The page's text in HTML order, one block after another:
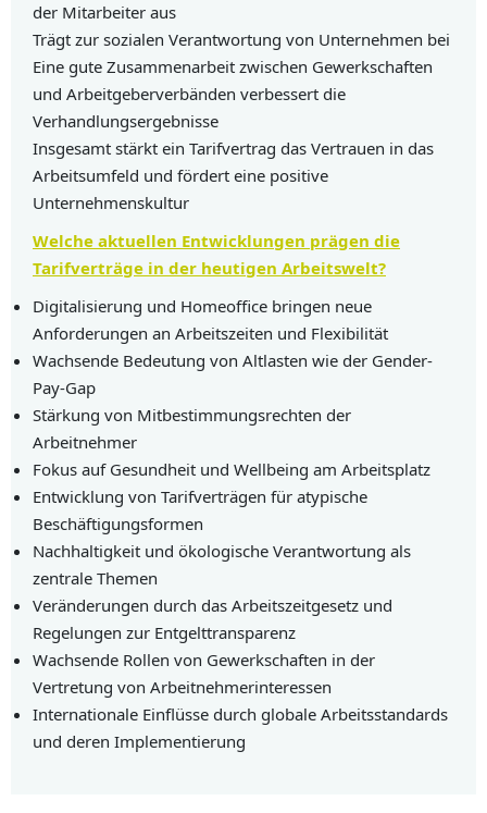
der Mitarbeiter aus
Trägt zur sozialen Verantwortung von Unternehmen bei
Eine gute Zusammenarbeit zwischen Gewerkschaften
und Arbeitgeberverbänden verbessert die
Verhandlungsergebnisse
Insgesamt stärkt ein Tarifvertrag das Vertrauen in das
Arbeitsumfeld und fördert eine positive
Unternehmenskultur
Welche aktuellen Entwicklungen prägen die
Tarifverträge in der heutigen Arbeitswelt?
Digitalisierung und Homeoffice bringen neue
Anforderungen an Arbeitszeiten und Flexibilität
Wachsende Bedeutung von Altlasten wie der Gender-
Pay-Gap
Stärkung von Mitbestimmungsrechten der
Arbeitnehmer
Fokus auf Gesundheit und Wellbeing am Arbeitsplatz
Entwicklung von Tarifverträgen für atypische
Beschäftigungsformen
Nachhaltigkeit und ökologische Verantwortung als
zentrale Themen
Veränderungen durch das Arbeitszeitgesetz und
Regelungen zur Entgelttransparenz
Wachsende Rollen von Gewerkschaften in der
Vertretung von Arbeitnehmerinteressen
Internationale Einflüsse durch globale Arbeitsstandards
und deren Implementierung